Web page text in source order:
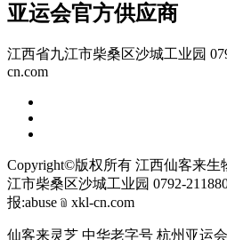
亚运会官方供应商
江西省九江市柴桑区沙城工业园
cn.com
Copyright©版权所有 江西仙客来生
江市柴桑区沙城工业园 0792-
报:abuse﹫xkl-cn.com
仙客来灵芝 中华老字号 杭州亚运